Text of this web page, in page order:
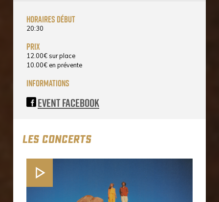
horaires début
20:30
prix
12.00€ sur place
10.00€ en prévente
informations
Event Facebook
LES CONCERTS